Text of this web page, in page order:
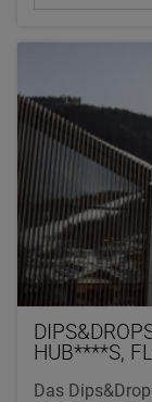
HUB****S,
Das